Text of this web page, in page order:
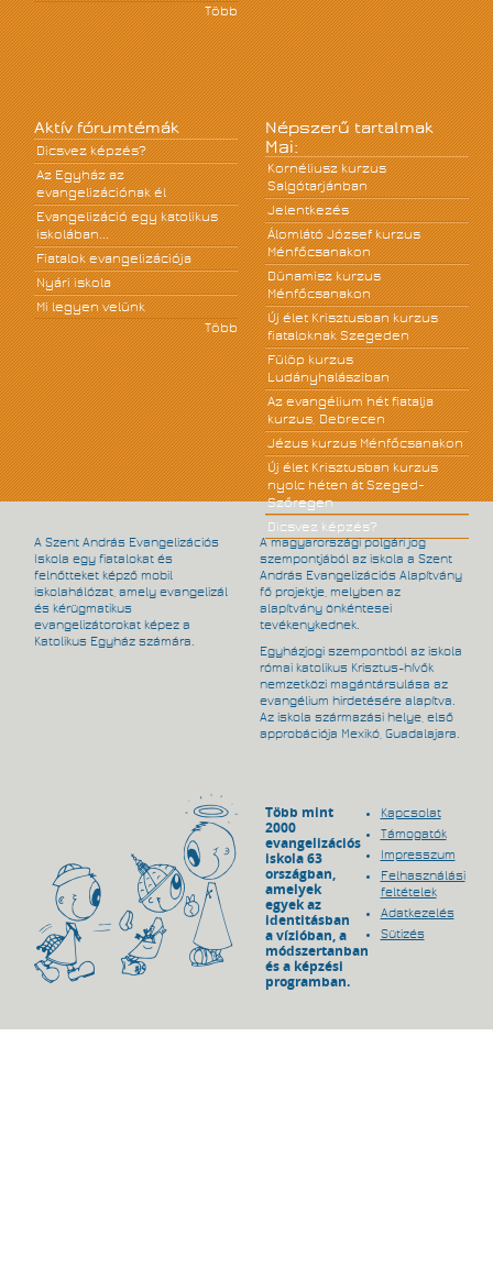
Több
Aktív fórumtémák
Dicsvez képzés?
Az Egyház az
evangelizációnak él
Evangelizáció egy katolikus
iskolában...
Fiatalok evangelizációja
Nyári iskola
Mi legyen velünk
Több
Népszerű tartalmak
Mai:
Kornéliusz kurzus
Salgótarjánban
Jelentkezés
Álomlátó József kurzus
Ménfőcsanakon
Dünamisz kurzus
Ménfőcsanakon
Új élet Krisztusban kurzus
fiataloknak Szegeden
Fülöp kurzus
Ludányhalásziban
Az evangélium hét fiatalja
kurzus, Debrecen
Jézus kurzus Ménfőcsanakon
Új élet Krisztusban kurzus
nyolc héten át Szeged-
Szőregen
Dicsvez képzés?
A Szent András Evangelizációs
Iskola egy fiatalokat és
felnőtteket képző mobil
iskolahálózat, amely evangelizál
és kérügmatikus
evangelizátorokat képez a
Katolikus Egyház számára.
A magyarországi polgári jog
szempontjából az iskola a Szent
András Evangelizációs Alapítvány
fő projektje, melyben az
alapítvány önkéntesei
tevékenykednek.
Egyházjogi szempontból az iskola
római katolikus Krisztus-hívők
nemzetközi magántársulása az
evangélium hirdetésére alapítva.
Az iskola származási helye, első
approbációja Mexikó, Guadalajara.
Több mint
2000
evangelizációs
iskola 63
országban,
amelyek
egyek az
identitásban
a vízióban, a
módszertanban
és a képzési
programban.
Kapcsolat
Támogatók
Impresszum
Felhasználási
feltételek
Adatkezelés
Sütizés